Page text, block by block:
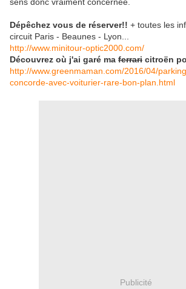
Dépêchez vous de réserver!! + toutes les
circuit Paris - Beaunes - Lyon...
http://www.minitour-optic2000.com/​
Découvrez où j'ai garé ma ferrari citroën
http://www.greenmaman.com/2016/04/
concorde-avec-voiturier-rare-bon-plan.html
Publicité